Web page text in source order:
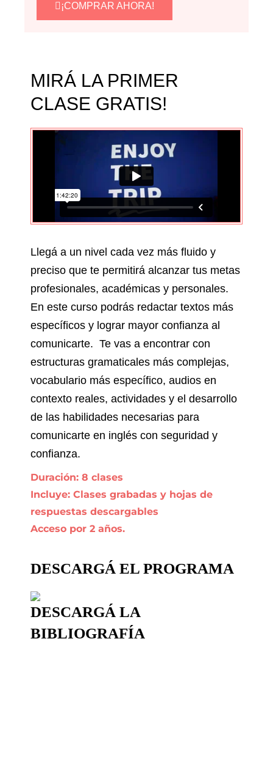
¡COMPRAR AHORA!
MIRÁ LA PRIMER
CLASE GRATIS!
Llegá a un nivel cada vez más fluido y
preciso que te permitirá alcanzar tus metas
profesionales, académicas y personales.
En este curso podrás redactar textos más
específicos y lograr mayor confianza al
comunicarte. Te vas a encontrar con
estructuras gramaticales más complejas,
vocabulario más específico, audios en
contexto reales, actividades y el desarrollo
de las habilidades necesarias para
comunicarte en inglés con seguridad y
confianza.
Duración: 8 clases
Incluye: Clases grabadas y hojas de
respuestas descargables
Acceso por 2 años.
DESCARGÁ EL PROGRAMA
DESCARGÁ LA
BIBLIOGRAFÍA